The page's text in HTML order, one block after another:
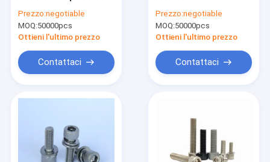
Prezzo:negotiable
MOQ:50000pcs
Ottieni l'ultimo prezzo
Contattaci
Prezzo:negotiable
MOQ:50000pcs
Ottieni l'ultimo prezzo
Contattaci